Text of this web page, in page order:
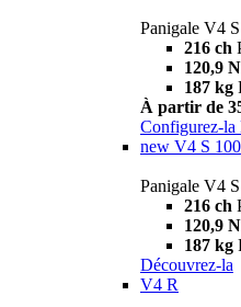
Panigale V4 S
216 ch
120,9
187 kg
À partir de
Configurez-la
new V4 S 100
Panigale V4
216 ch
120,9
187 kg
Découvrez-la
V4 R